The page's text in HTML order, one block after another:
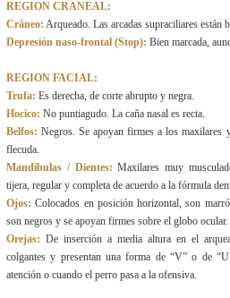
REGION CRANEAL:
Cráneo: Arqueado. Las arcadas supraciliares están
Depresión naso-frontal (Stop): Bien marcada,
REGION FACIAL:
Trufa: Es derecha, de corte abrupto y negra.
Hocico: No puntiagudo. La caña nasal es recta.
Belfos:Negros. Se apoyan firmes a los
flecuda.
Mandíbulas / Dientes: Maxilares muy
tijera, regular y completa de acuerdo a la fórmula
Ojos: Colocados en posición horizontal, son
son negros y se apoyan firmes sobre el globo ocular.
Orejas: De inserción a media altura en el
colgantes y presentan una forma de “V” o de
atención o cuando el perro pasa a la ofensiva.